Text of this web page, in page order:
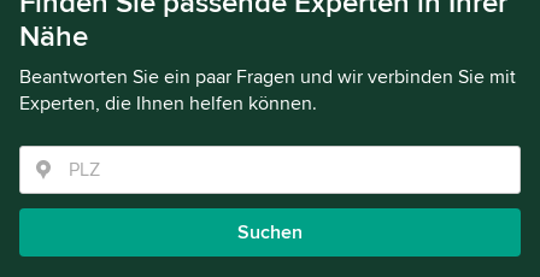
Nähe
Beantworten Sie ein paar Fragen und wir verbinden Sie mit
Experten, die Ihnen helfen können.
Suchen